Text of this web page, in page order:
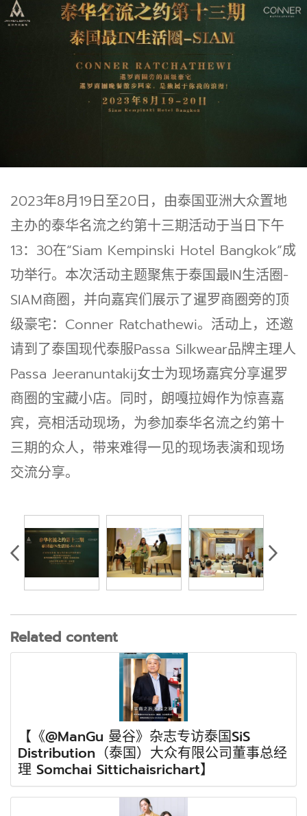
2023年8月19日至20日，由泰国亚洲大众置地
主办的泰华名流之约第十三期活动于当日下午
13：30在“Siam Kempinski Hotel Bangkok”成
功举行。本次活动主题聚焦于泰国最IN生活圈-
SIAM商圈，并向嘉宾们展示了暹罗商圈旁的顶
级豪宅：Conner Ratchathewi。活动上，还邀
请到了泰国现代泰服Passa Silkwear品牌主理人
Passa Jeeranuntakij女士为现场嘉宾分享暹罗
商圈的宝藏小店。同时，朗嘎拉姆作为惊喜嘉
宾，亮相活动现场，为参加泰华名流之约第十
三期的众人，带来难得一见的现场表演和现场
交流分享。
Related content
【《@ManGu 曼谷》杂志专访泰国SiS
Distribution（泰国）大众有限公司董事总经
理 Somchai Sittichaisrichart】